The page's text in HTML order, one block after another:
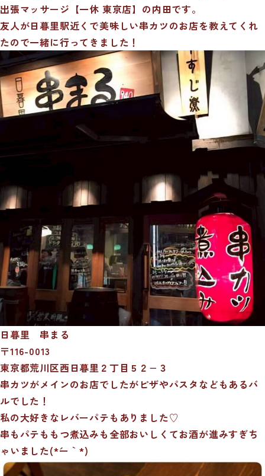
出張マッサージ【一休 東京店】の内田です。
友人が日暮里駅近くで美味しい串カツのお店を教えてくれ
たので一緒に行ってきました！
日暮里 串まる
〒116-0013
東京都荒川区西日暮里２丁目５２−３
串カツがメインのお店でしたがピザやパスタなどもあるバ
ルでした！
私の大好きなレバーパテもありました♡
串もパテももつ煮込みも全部おいしくてお酒が進みすぎち
ゃいました(*´ー｀*)